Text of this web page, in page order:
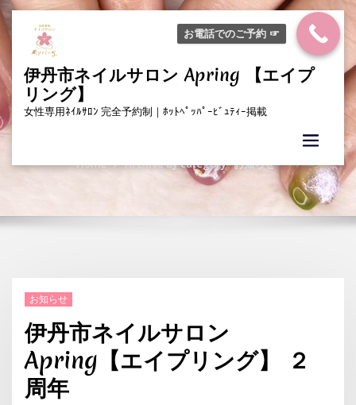
Skip
to
content
伊丹市ネイルサロン Apring 【エイプ
リング】
女性専用ﾈｲﾙｻﾛﾝ 完全予約制｜ﾎｯﾄﾍﾟｯﾊﾟｰﾋﾞｭﾃｨｰ掲載
Category お知らせ
Home Archive by category "お知らせ"
お知らせ
伊丹市ネイルサロン
Apring【エイプリング】 ２
周年
お電話でのご予約 ☞